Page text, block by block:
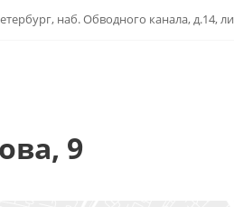
наб. Обводного канала, д.14,
9